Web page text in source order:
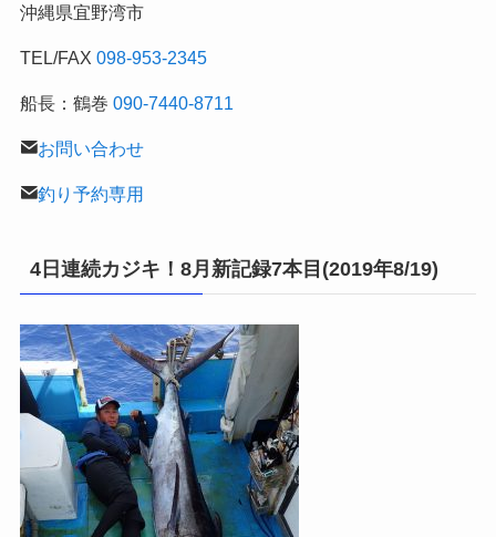
記
沖縄県宜野湾市
TEL/FAX 098-953-2345
船長：鶴巻 090-7440-8711
お問い合わせ
釣り予約専用
4日連続カジキ！8月新記録7本目(2019年8/19)